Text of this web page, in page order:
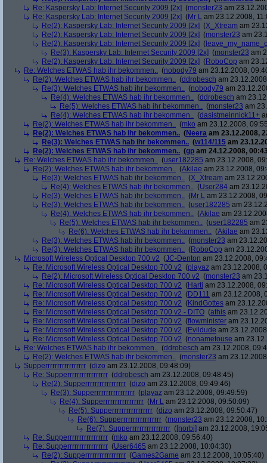
Re: Kaspersky Lab: Internet Security 2009 [2x] (monster23 am
Re: Kaspersky Lab: Internet Security 2009 [2x] (Mr L am 23.12.2008,
Re(2): Kaspersky Lab: Internet Security 2009 [2x] (X_Xtream am
Re(2): Kaspersky Lab: Internet Security 2009 [2x] (monster23 am
Re(2): Kaspersky Lab: Internet Security 2009 [2x] (
Re(3): Kaspersky Lab: Internet Security 2009 [2x] (monster23 am
Re(2): Kaspersky Lab: Internet Security 2009 [2x] (RoboCop am
Re: Welches ETWAS hab ihr bekommen.. (nobody79 am 23.12.2008,
Re(2): Welches ETWAS hab ihr bekommen.. (ddrobesch am
Re(3): Welches ETWAS hab ihr bekommen.. (nobody79 am
Re(4): Welches ETWAS hab ihr bekommen.. (ddrobesch am
Re(5): Welches ETWAS hab ihr bekommen.. (monster23 am
Re(4): Welches ETWAS hab ihr bekommen.. (dasistmeinnick11+
Re(2): Welches ETWAS hab ihr bekommen.. (mko am 23.12.2008,
Re(2): Welches ETWAS hab ihr bekommen.. (Neera am 23.12.2008,
Re(3): Welches ETWAS hab ihr bekommen.. (w114/115 am
Re(2): Welches ETWAS hab ihr bekommen.. (gp am 24.12.2008,
Re: Welches ETWAS hab ihr bekommen.. (user182285 am 23.12.2008,
Re(2): Welches ETWAS hab ihr bekommen.. (Akilae am 23.12.2008,
Re(3): Welches ETWAS hab ihr bekommen.. (X_Xtream am
Re(4): Welches ETWAS hab ihr bekommen.. (User284 am
Re(3): Welches ETWAS hab ihr bekommen.. (Mr L am 23.12.2008,
Re(3): Welches ETWAS hab ihr bekommen.. (user182285 am
Re(4): Welches ETWAS hab ihr bekommen.. (Akilae am
Re(5): Welches ETWAS hab ihr bekommen.. (user182285 am
Re(6): Welches ETWAS hab ihr bekommen.. (Akilae am
Re(3): Welches ETWAS hab ihr bekommen.. (monster23 am
Re(3): Welches ETWAS hab ihr bekommen.. (RoboCop am
Microsoft Wireless Optical Desktop 700 v2 (JC-Denton am 23.12.2008,
Re: Microsoft Wireless Optical Desktop 700 v2 (playaz am 23.12.2008,
Re(2): Microsoft Wireless Optical Desktop 700 v2 (monster23 am
Re: Microsoft Wireless Optical Desktop 700 v2 (Harti am 23.12.2008,
Re: Microsoft Wireless Optical Desktop 700 v2 (DD111 am 23.12.2008,
Re: Microsoft Wireless Optical Desktop 700 v2 (KindGottes am
Re: Microsoft Wireless Optical Desktop 700 v2 - DITO (athis am
Re: Microsoft Wireless Optical Desktop 700 v2 (flowminister am
Re: Microsoft Wireless Optical Desktop 700 v2 (Evildude am
Re: Microsoft Wireless Optical Desktop 700 v2 (nonametouse am
Re: Welches ETWAS hab ihr bekommen.. (ddrobesch am 23.12.2008,
Re(2): Welches ETWAS hab ihr bekommen.. (monster23 am
Supperrrrrrrrrrrrrrrrr (dizo am 23.12.2008, 09:48:09)
Re: Supperrrrrrrrrrrrrrrrr (ddrobesch am 23.12.2008, 09:48:45)
Re(2): Supperrrrrrrrrrrrrrrrr (dizo am 23.12.2008, 09:49:46)
Re(3): Supperrrrrrrrrrrrrrrrr (playaz am 23.12.2008, 09:49:59)
Re(4): Supperrrrrrrrrrrrrrrrr (Mr L am 23.12.2008, 09:50:09)
Re(5): Supperrrrrrrrrrrrrrrrr (dizo am 23.12.2008, 09:50:47)
Re(6): Supperrrrrrrrrrrrrrrrr (monster23 am 23.12.2008,
Re(7): Supperrrrrrrrrrrrrrrrr ([norbi] am 23.12.2008,
Re: Supperrrrrrrrrrrrrrrrr (mko am 23.12.2008, 09:56:40)
Re: Supperrrrrrrrrrrrrrrrr (User6465 am 23.12.2008, 10:04:30)
Re(2): Supperrrrrrrrrrrrrrrrr (Games2Game am 23.12.2008, 10:05:40)